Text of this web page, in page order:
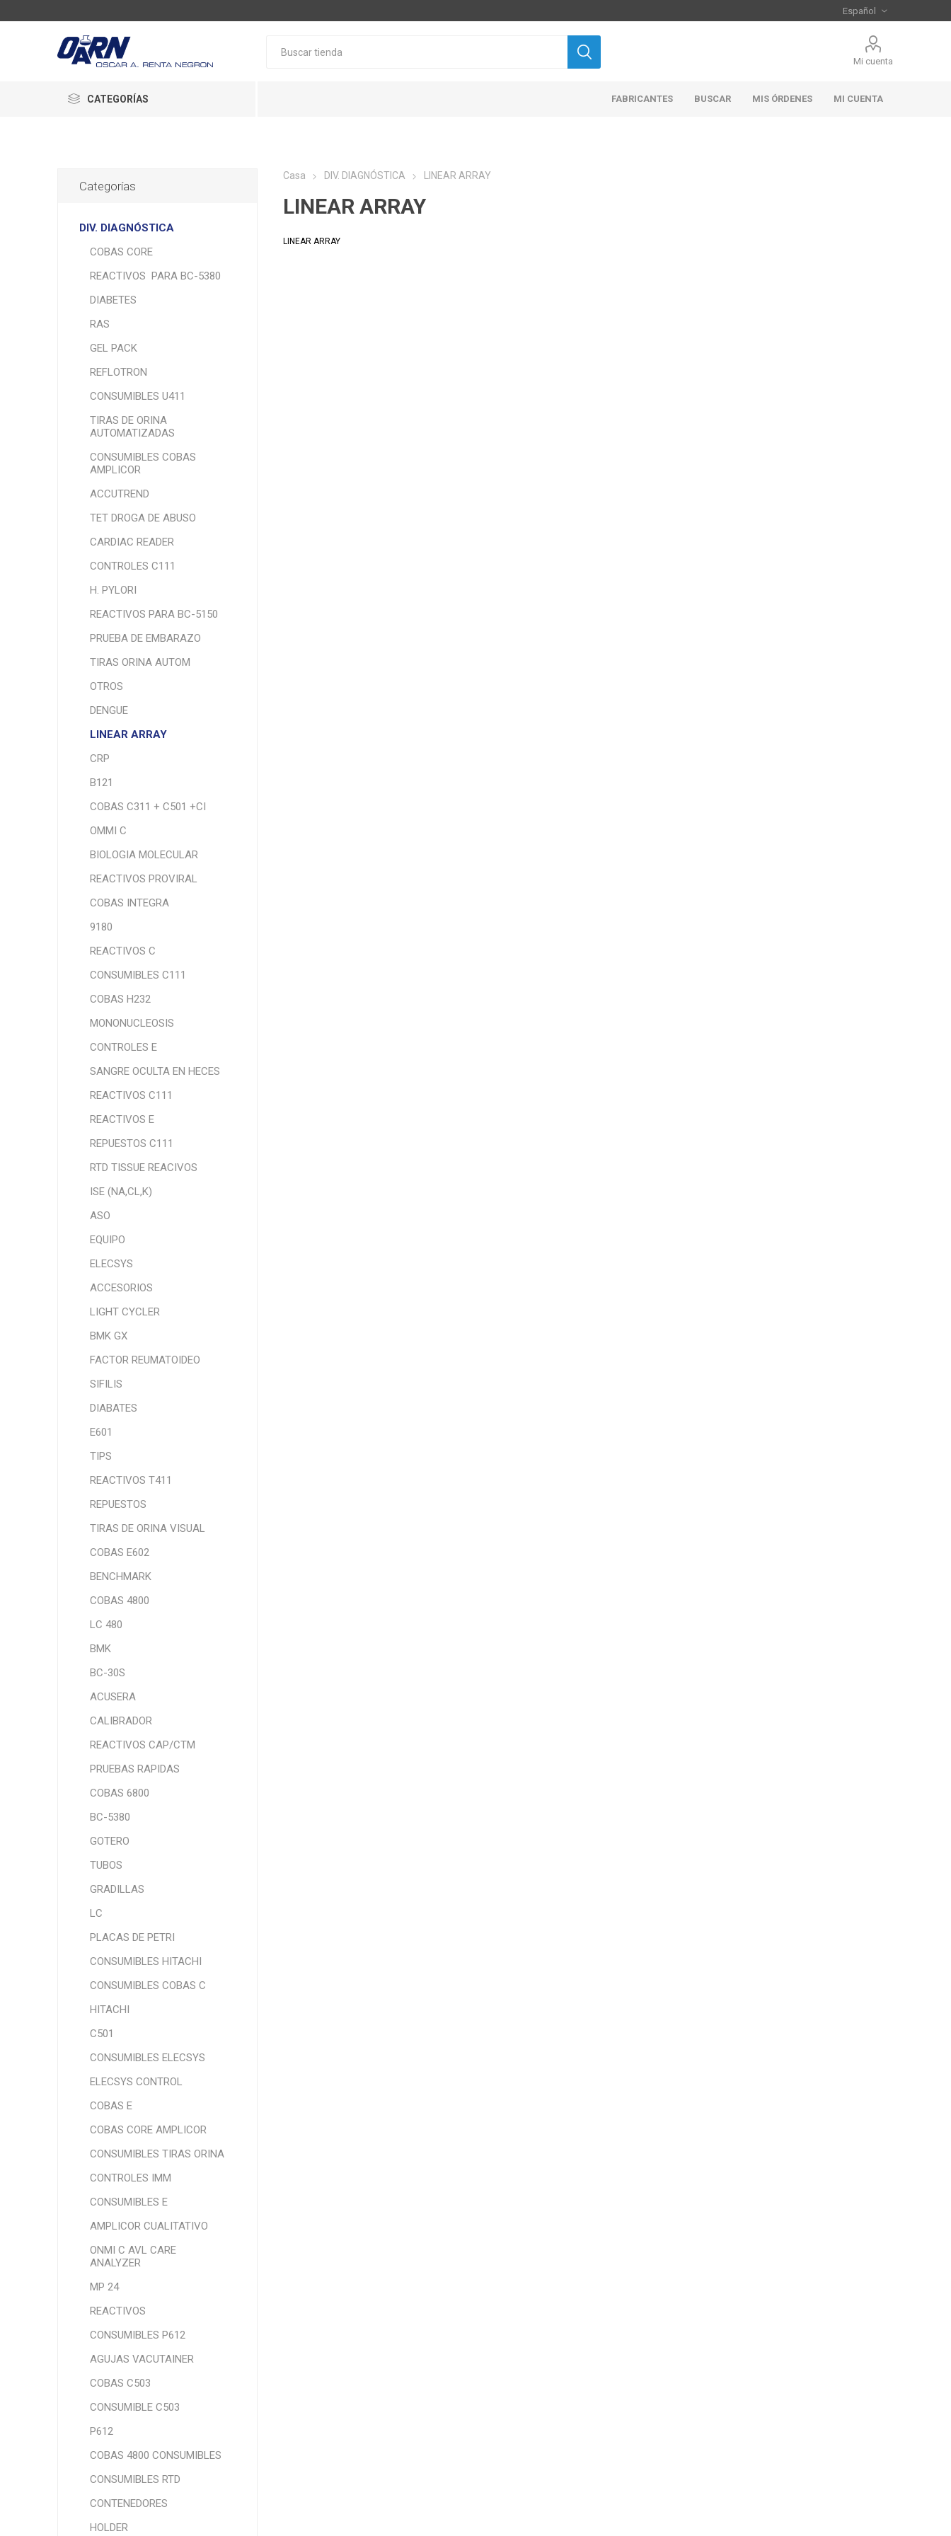
Mi cuenta
CATEGORÍAS FABRICANTES BUSCAR MIS ÓRDENES MI CUENTA
Casa DIV. DIAGNÓSTICA LINEAR ARRAY
LINEAR ARRAY
LINEAR ARRAY
Categorías
DIV. DIAGNÓSTICA
COBAS CORE
REACTIVOS PARA BC-5380
DIABETES
RAS
GEL PACK
REFLOTRON
CONSUMIBLES U411
TIRAS DE ORINA
AUTOMATIZADAS
CONSUMIBLES COBAS
AMPLICOR
ACCUTREND
TET DROGA DE ABUSO
CARDIAC READER
CONTROLES C111
H. PYLORI
REACTIVOS PARA BC-5150
PRUEBA DE EMBARAZO
TIRAS ORINA AUTOM
OTROS
DENGUE
LINEAR ARRAY
CRP
B121
COBAS C311 + C501 +CI
OMMI C
BIOLOGIA MOLECULAR
REACTIVOS PROVIRAL
COBAS INTEGRA
9180
REACTIVOS C
CONSUMIBLES C111
COBAS H232
MONONUCLEOSIS
CONTROLES E
SANGRE OCULTA EN HECES
REACTIVOS C111
REACTIVOS E
REPUESTOS C111
RTD TISSUE REACIVOS
ISE (NA,CL,K)
ASO
EQUIPO
ELECSYS
ACCESORIOS
LIGHT CYCLER
BMK GX
FACTOR REUMATOIDEO
SIFILIS
DIABATES
E601
TIPS
REACTIVOS T411
REPUESTOS
TIRAS DE ORINA VISUAL
COBAS E602
BENCHMARK
COBAS 4800
LC 480
BMK
BC-30S
ACUSERA
CALIBRADOR
REACTIVOS CAP/CTM
PRUEBAS RAPIDAS
COBAS 6800
BC-5380
GOTERO
TUBOS
GRADILLAS
LC
PLACAS DE PETRI
CONSUMIBLES HITACHI
CONSUMIBLES COBAS C
HITACHI
C501
CONSUMIBLES ELECSYS
ELECSYS CONTROL
COBAS E
COBAS CORE AMPLICOR
CONSUMIBLES TIRAS ORINA
CONTROLES IMM
CONSUMIBLES E
AMPLICOR CUALITATIVO
ONMI C AVL CARE
ANALYZER
MP 24
REACTIVOS
CONSUMIBLES P612
AGUJAS VACUTAINER
COBAS C503
CONSUMIBLE C503
P612
COBAS 4800 CONSUMIBLES
CONSUMIBLES RTD
CONTENEDORES
HOLDER